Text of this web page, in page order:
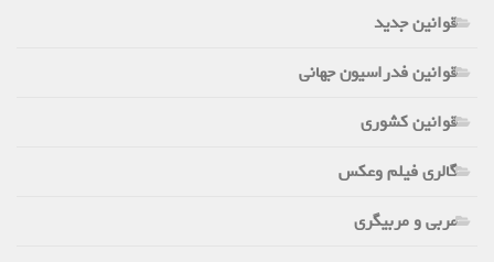
قوانین جدید
قوانین فدراسیون جهانی
قوانین کشوری
گالری فیلم وعکس
مربی و مربیگری